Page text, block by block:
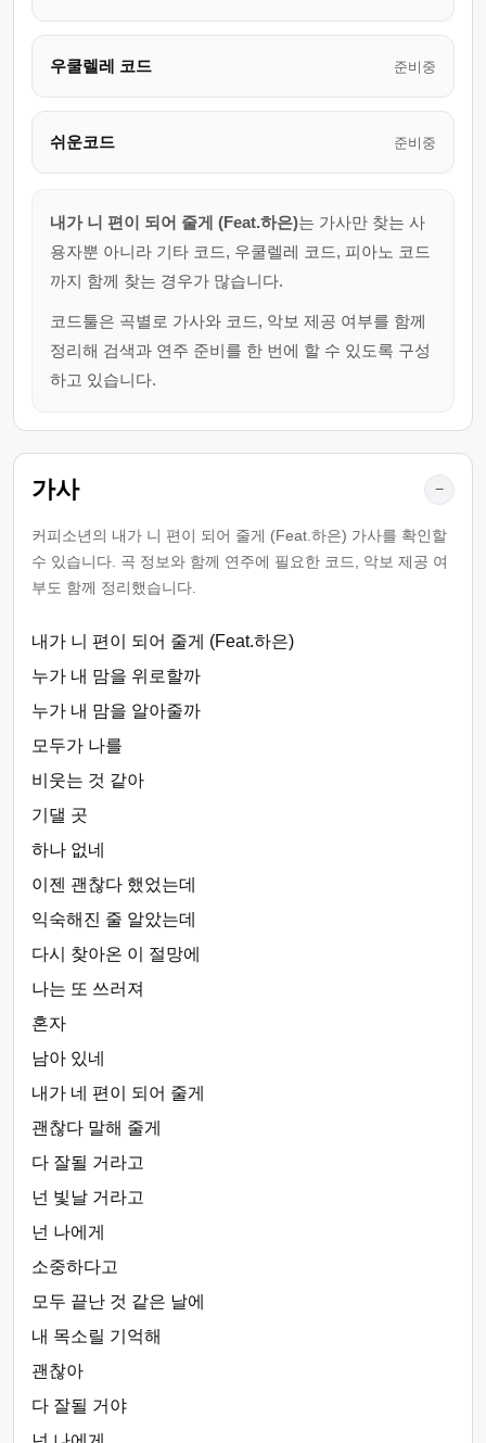
우쿨렐레 코드 준비중
쉬운코드 준비중
내가 니 편이 되어 줄게 (Feat.하은)는 가사만 찾는 사
용자뿐 아니라 기타 코드, 우쿨렐레 코드, 피아노 코드
까지 함께 찾는 경우가 많습니다.
코드툴은 곡별로 가사와 코드, 악보 제공 여부를 함께
정리해 검색과 연주 준비를 한 번에 할 수 있도록 구성
하고 있습니다.
가사 −
커피소년의 내가 니 편이 되어 줄게 (Feat.하은) 가사를 확인할
수 있습니다. 곡 정보와 함께 연주에 필요한 코드, 악보 제공 여
부도 함께 정리했습니다.
내가 니 편이 되어 줄게 (Feat.하은)
누가 내 맘을 위로할까
누가 내 맘을 알아줄까
모두가 나를
비웃는 것 같아
기댈 곳
하나 없네
이젠 괜찮다 했었는데
익숙해진 줄 알았는데
다시 찾아온 이 절망에
나는 또 쓰러져
혼자
남아 있네
내가 네 편이 되어 줄게
괜찮다 말해 줄게
다 잘될 거라고
넌 빛날 거라고
넌 나에게
소중하다고
모두 끝난 것 같은 날에
내 목소릴 기억해
괜찮아
다 잘될 거야